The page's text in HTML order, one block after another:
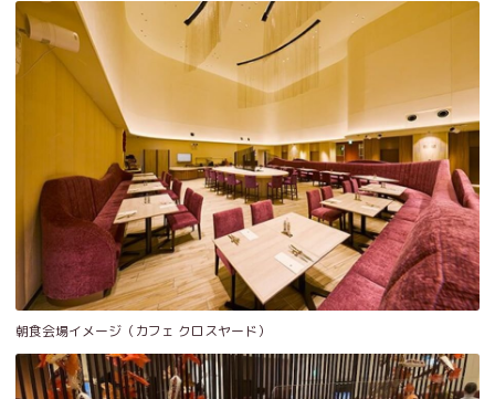
朝食会場イメージ（カフェ クロスヤード）